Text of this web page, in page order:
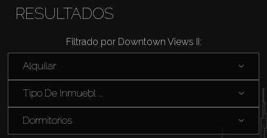
RESULTADOS
Filtrado por Downtown Views II:
Alquilar
Tipo De Inmuebl ...
Dormitorios